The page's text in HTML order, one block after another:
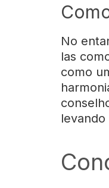
No
las
como